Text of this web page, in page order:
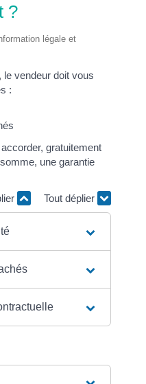
?
légale et
vendeur doit vous
:
gratuitement
une garantie
Tout déplier